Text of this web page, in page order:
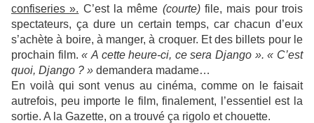
confiseries ». C’est la même (courte)file, mais pour trois
spectateurs, ça dure un certain temps, car chacun d’eux
s’achète à boire, à manger, à croquer. Et des billets pour le
prochain film.« A cette heure-ci, ce sera Django ». « C’est
quoi, Django ? » demandera madame…
En voilà qui sont venus au cinéma, comme on le faisait
autrefois, peu importe le film, finalement, l’essentiel est la
sortie. A la Gazette, on a trouvé ça rigolo et chouette.